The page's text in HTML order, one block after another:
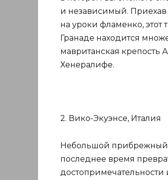
и независимый. Приехав
на уроки фламенко, этот
Гранаде находится
мавританская крепость
Хенералифе.
2. Вико-Экуэнсе, Италия
Небольшой прибрежный
последнее время